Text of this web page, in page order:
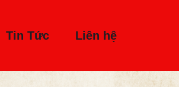
Tin Tức Liên hệ